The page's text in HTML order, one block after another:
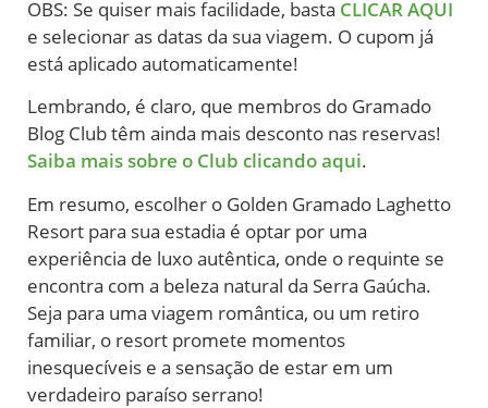
OBS: Se quiser mais facilidade, basta CLICARAQUI
e selecionar as datas da sua viagem. O cupom já
está aplicado automaticamente!
Lembrando, é claro, que membros do Gramado
Blog Club têm ainda mais desconto nas reservas!
Saiba mais sobre o Club clicando aqui.
Em resumo, escolher o Golden Gramado Laghetto
Resort para sua estadia é optar por uma
experiência de luxo autêntica, onde o requinte se
encontra com a beleza natural da Serra Gaúcha.
Seja para uma viagem romântica, ou um retiro
familiar, o resort promete momentos
inesquecíveis e a sensação de estar em um
verdadeiro paraíso serrano!